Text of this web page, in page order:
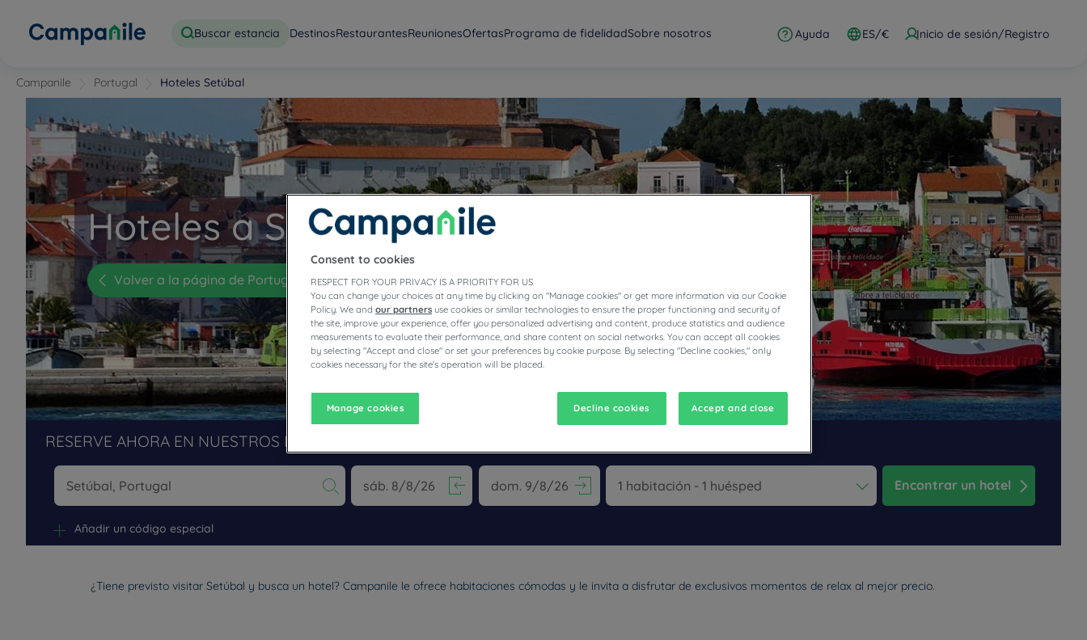
Buscar estancia DestinosRestaurantesReunionesOfertasPrograma de fidelidadSobre nosotros Ayuda ES/€ Inicio de sesión/Registro
Campanile Portugal Hoteles Setúbal
Hoteles a Setúbal
Volver a la página de Portugal
RESERVE AHORA EN NUESTROS HOTELES CAMPANILE
Encontrar un hotel
Añadir un código especial
¿Tiene previsto visitar Setúbal y busca un hotel? Campanile le ofrece habitaciones cómodas y le invita a disfrutar de exclusivos momentos de relax al mejor precio.
Consent to cookies
RESPECT FOR YOUR PRIVACY IS A PRIORITY FOR US
You can change your choices at any time by clicking on "Manage cookies" or get more information via our Cookie
Policy. We and our partners use cookies or similar technologies to ensure the proper functioning and security of
the site, improve your experience, offer you personalized advertising and content, produce statistics and audience
measurements to evaluate their performance, and share content on social networks. You can accept all cookies
by selecting "Accept and close" or set your preferences by cookie purpose. By selecting "Decline cookies," only
cookies necessary for the site's operation will be placed.
Manage cookies Decline cookies Accept and close